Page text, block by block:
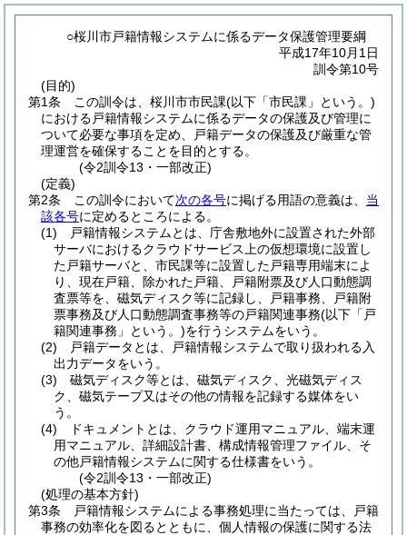
○桜川市戸籍情報システムに係るデータ保護管理要綱
平成17年10月1日
訓令第10号
(目的)
第1条
この訓令は、桜川市市民課(以下「市民課」という。)
における戸籍情報システムに係るデータの保護及び管理に
ついて必要な事項を定め、戸籍データの保護及び厳重な管
理運営を確保することを目的とする。
(令2訓令13・一部改正)
(定義)
第2条
この訓令において次の各号に掲げる用語の意義は、 当
該各号に定めるところによる。
(1)
戸籍情報システムとは、庁舎敷地外に設置された外部
サーバにおけるクラウドサービス上の仮想環境に設置し
た戸籍サーバと、市民課等に設置した戸籍専用端末によ
り、現在戸籍、除かれた戸籍、戸籍附票及び人口動態調
査票等を、磁気ディスク等に記録し、戸籍事務、戸籍附
票事務及び人口動態調査事務等の戸籍関連事務(以下「戸
籍関連事務」という。)を行うシステムをいう。
(2)
戸籍データとは、戸籍情報システムで取り扱われる入
出力データをいう。
(3)
磁気ディスク等とは、磁気ディスク、光磁気ディス
ク、磁気テープ又はその他の情報を記録する媒体をい
う。
(4)
ドキュメントとは、クラウド運用マニュアル、端末運
用マニュアル、詳細設計書、構成情報管理ファイル、そ
の他戸籍情報システムに関する仕様書をいう。
(令2訓令13・一部改正)
(処理の基本方針)
第3条
戸籍情報システムによる事務処理に当たっては、戸籍
事務の効率化を図るとともに、個人情報の保護に関する法